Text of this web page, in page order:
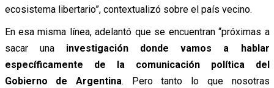
ecosistema libertario”, contextualizó sobre el país vecino.
En esa misma línea, adelantó que se encuentran “próximas a
sacar una investigación donde vamos a hablar
específicamente de la comunicación política del
Gobierno de Argentina. Pero tanto lo que nosotras